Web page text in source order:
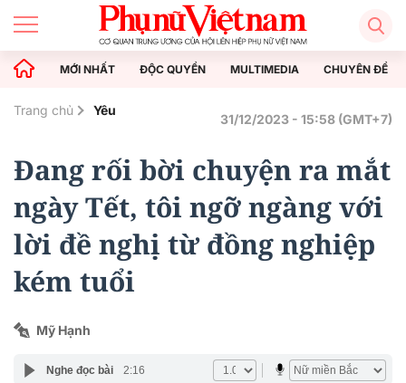
MỚI NHẤT ĐỘC QUYỀN MULTIMEDIA CHUYÊN ĐỀ
Trang chủ Yêu
31/12/2023 - 15:58 (GMT+7)
Đang rối bời chuyện ra mắt
ngày Tết, tôi ngỡ ngàng với
lời đề nghị từ đồng nghiệp
kém tuổi
Mỹ Hạnh
Nghe đọc bài 2:16